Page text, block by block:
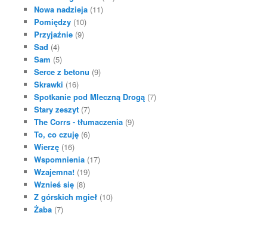
Nowa nadzieja(11)
Pomiędzy(10)
Przyjaźnie(9)
Sad (4)
Sam (5)
Serce z betonu (9)
Skrawki (16)
Spotkanie pod Mleczną Drogą(7)
Stary zeszyt(7)
The Corrs - tłumaczenia(9)
To, co czuję(6)
Wierzę(16)
Wspomnienia(17)
Wzajemna!(19)
Wznieś się(8)
Z górskich mgieł(10)
Żaba(7)